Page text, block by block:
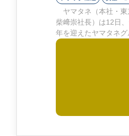
ヤマタネ（本社・東
柴﨑崇社長）は12日
年を迎えたヤマタネ